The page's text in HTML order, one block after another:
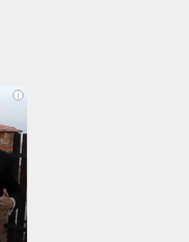
i